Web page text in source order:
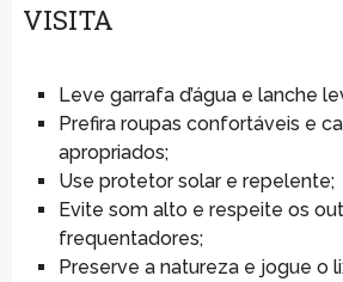
VISITA
Leve garrafa d’água e lanche
Prefira roupas confortáveis e
apropriados;
Use protetor solar e repelente;
Evite som alto e respeite os
frequentadores;
Preserve a natureza e jogue o